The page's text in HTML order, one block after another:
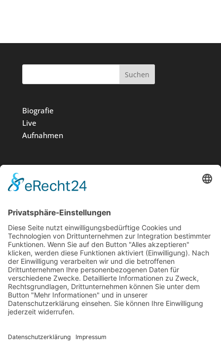
Suchen
Biografie
Live
Aufnahmen
Medien
News
Kontakt
Impressum
Datenschutz